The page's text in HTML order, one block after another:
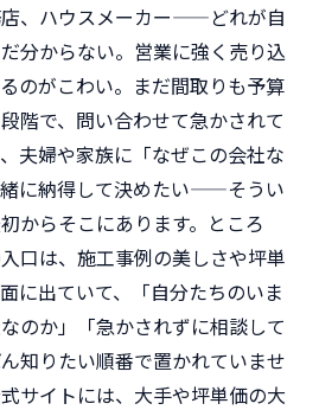
、ハウスメーカー——どれが自
分からない。営業に強く売り込
のがこわい。まだ間取りも予算
階で、問い合わせて急かされて
夫婦や家族に「なぜこの会社な
に納得して決めたい——そうい
からそこにあります。ところ
口は、施工事例の美しさや坪単
に出ていて、「自分たちのいま
のか」「急かされずに相談して
知りたい順番で置かれていませ
サイトには、大手や坪単価の大